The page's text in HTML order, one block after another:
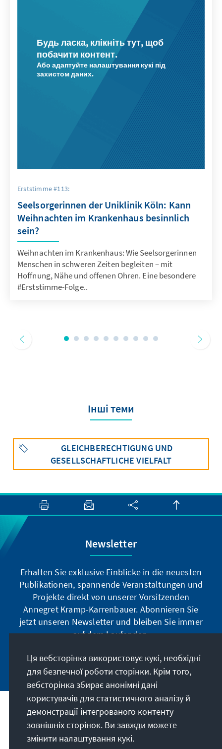
Будь ласка, клікніть тут, щоб
побачити контент.
Або адаптуйте налаштування кукі під
захистом даних.
Erststimme #113:
Seelsorgerinnen der Uniklinik Köln: Kann
Weihnachten im Krankenhaus besinnlich
sein?
Weihnachten im Krankenhaus: Wie Seelsorgerinnen
Menschen in schweren Zeiten begleiten – mit
Hoffnung, Nähe und offenen Ohren. Eine besondere
#Erststimme-Folge..
Інші теми
GLEICHBERECHTIGUNG UND
GESELLSCHAFTLICHE VIELFALT
Newsletter
Erhalten Sie exklusive Einblicke in die neuesten
Publikationen, spannende Veranstaltungen und
Projekte direkt von unserer Vorsitzenden
Annegret Kramp-Karrenbauer. Abonnieren Sie
jetzt unseren Newsletter und bleiben Sie immer
auf dem Laufenden.
Jetzt abonnieren
Наше покликання
Контакт
Ця вебсторінка використовує кукі, необхідні
для безпечної роботи сторінки. Крім того,
вебсторінка збирає анонімні дані
користувачів для статистичного аналізу й
демонстрації інтегрованого контенту
зовнішніх сторінок. Ви завжди можете
змінити налаштування кукі.